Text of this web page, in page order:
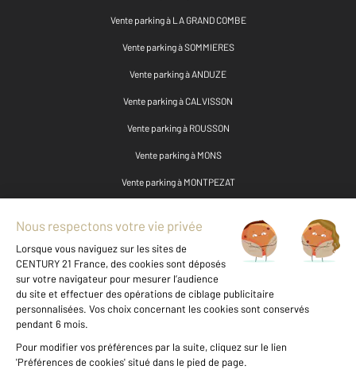
Vente parking à LA GRAND COMBE
Vente parking à SOMMIERES
Vente parking à ANDUZE
Vente parking à CALVISSON
Vente parking à ROUSSON
Vente parking à MONS
Vente parking à MONTPEZAT
Vente parking à LANGLADE
Vente parking à BOISSET ET GAUJAC
Vente parking à VEZENOBRES
Vente parking à SALINDRES
Vente parking à CONGENIES